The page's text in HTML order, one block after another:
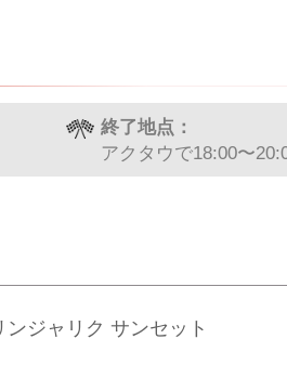
終了地点：
アクタウで18:00〜
ジャリク サンセット